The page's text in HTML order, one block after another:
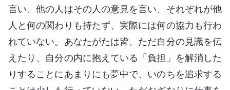
言い、他の人はその人の意見を言い、それぞれが他
人と何の関わりも持たず、実際には何の協力も行わ
れていない。あなたがたは皆、ただ自分の見識を伝
えたり、自分の内に抱えている「負担」を解消した
りすることにあまりにも夢中で、いのちを追求する